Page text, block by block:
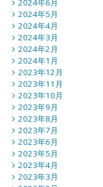
2024年6月
2024年5月
2024年4月
2024年3月
2024年2月
2024年1月
2023年12月
2023年11月
2023年10月
2023年9月
2023年8月
2023年7月
2023年6月
2023年5月
2023年4月
2023年3月